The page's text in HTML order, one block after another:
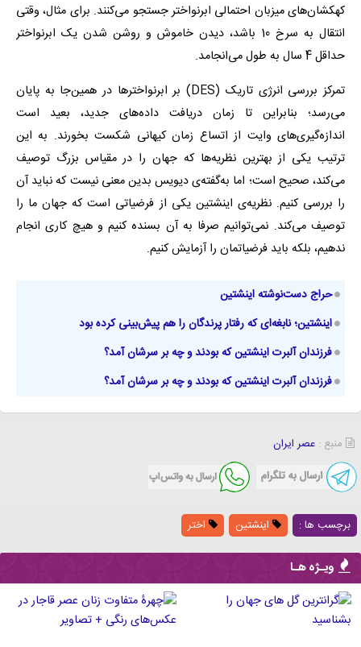
کهکشان‌های میزبان احتمالی ابرنواختر جستجو می‌کنند. برای مثال، وقتی
انتقال به سرخ 10 باشد، دیدن خاموش و روشن شدن یک ابرنواختر
حداقل 4 سال به طول می‌انجامد.
تمرکز بررسی انرژی تاریک (DES) بر ابرنواخترها در همین‌جا به پایان
می‌رسد؛ بنابراین تا زمان دریافت داده‌های جدید، بعید است
اندازه‌گیری‌های وایت از اتساع زمان کیهانی شکست بخورند. به این
ترتیب یکی از بهترین نظریه‌ها که جهان را در مقیاس بزرگ توصیف
می‌کند، صحیح است؛ اما به‌گفته‌‌ی دیویس بدین معنی نیست که نباید آن
را بررسی کنیم. نظریه‌ی اینشتین یکی از فرضیاتی است که جهان ما را
توصیف می‌کند. نمی‌توانیم صرفا به آن بسنده کنیم و هیچ کاری انجام
ندهیم، بلکه باید فرضیاتمان را آزمایش کنیم.
حراج دست‌نوشته اینشتین
اینشتین؛ نابغه‌ای که رفتار پرندگان را هم پیش‌بینی کرده بود
فرزندان آلبرت اینشتین که بودند و چه بر سرشان آمد؟
فرزندان آلبرت اینشتین که بودند و چه بر سرشان آمد؟
منبع : عصر ایران
برچسب ها : اینشتین اختر
ویـژه هـا